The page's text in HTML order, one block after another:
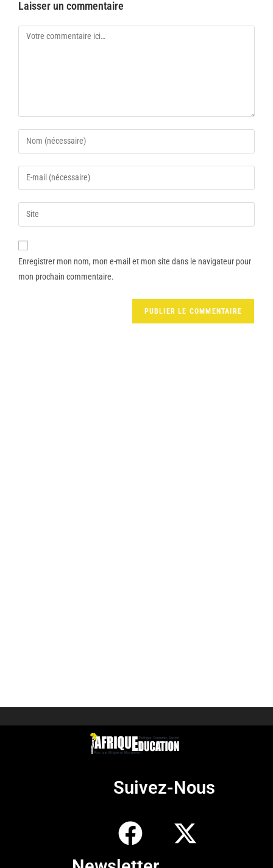
Laisser un commentaire
Enregistrer mon nom, mon e-mail et mon site dans le navigateur pour
mon prochain commentaire.
Suivez-Nous